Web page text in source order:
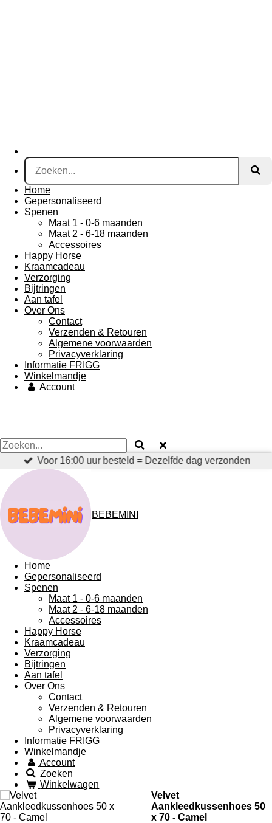
Home
Gepersonaliseerd
Spenen
Maat 1 - 0-6 maanden
Maat 2 - 6-18 maanden
Accessoires
Happy Horse
Kraamcadeau
Verzorging
Bijtringen
Aan tafel
Over Ons
Contact
Verzenden & Retouren
Algemene voorwaarden
Privacyverklaring
Informatie FRIGG
Winkelmandje
Account
Voor 16:00 uur besteld = Dezelfde dag verzonden
BEBEMINI
Home
Gepersonaliseerd
Spenen
Maat 1 - 0-6 maanden
Maat 2 - 6-18 maanden
Accessoires
Happy Horse
Kraamcadeau
Verzorging
Bijtringen
Aan tafel
Over Ons
Contact
Verzenden & Retouren
Algemene voorwaarden
Privacyverklaring
Informatie FRIGG
Winkelmandje
Account
Zoeken
Winkelwagen
Velvet
Aankleedkussenhoes 50
x 70 - Camel